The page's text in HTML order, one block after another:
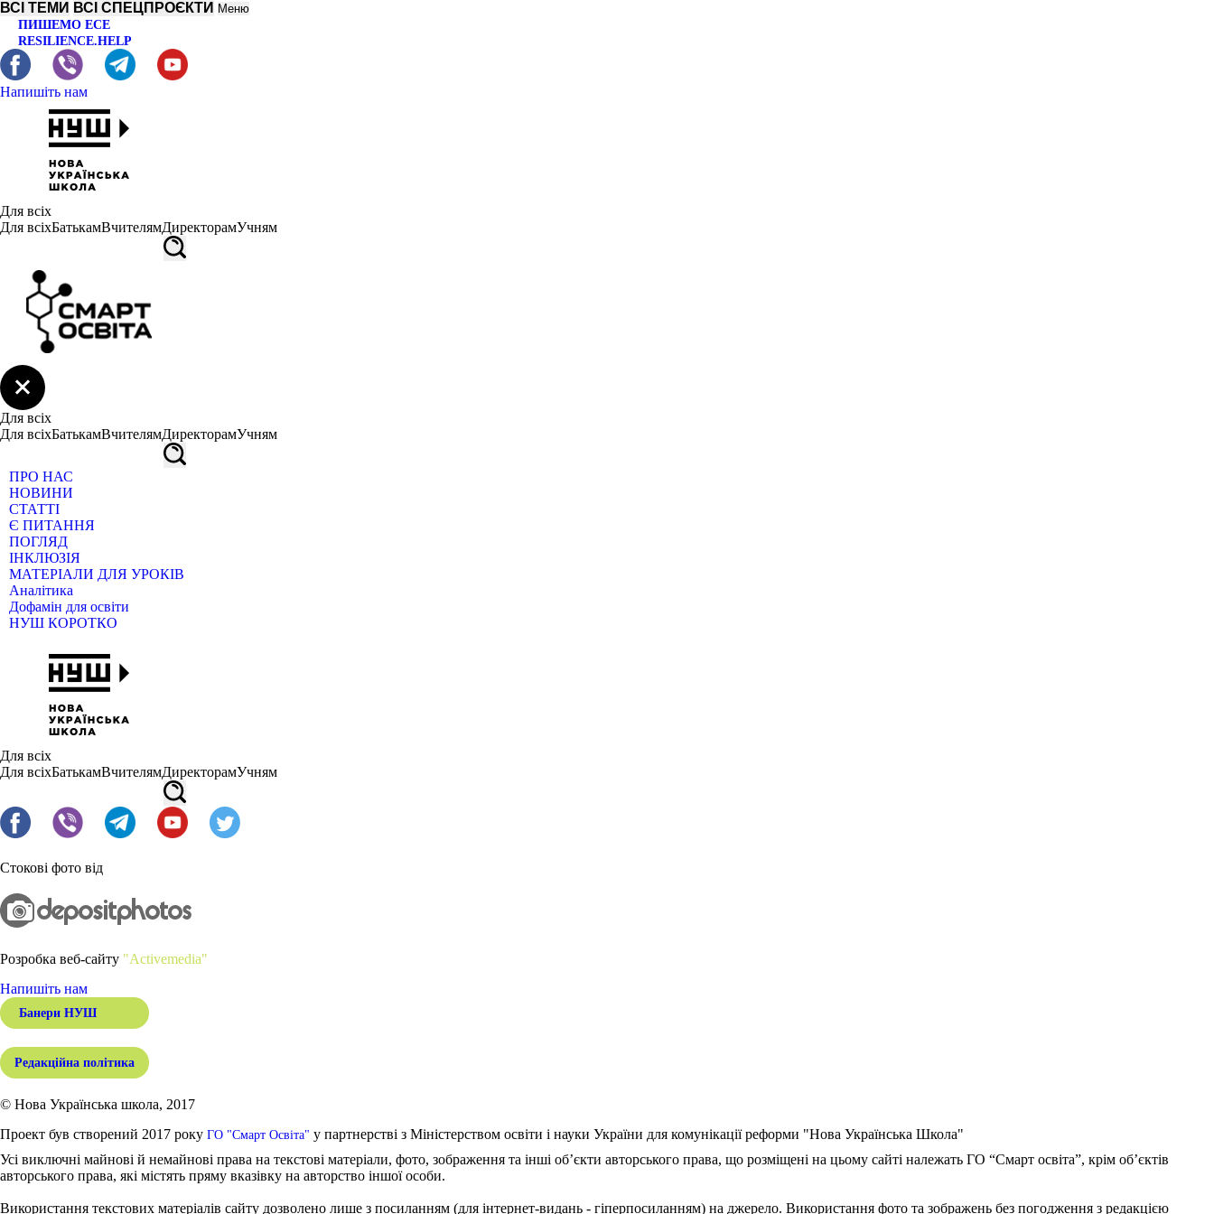
ВСІ ТЕМИ ВСІ СПЕЦПРОЄКТИ Меню
ПИШЕМО ЕСЕ
RESILIENCE.HELP
Напишіть нам
Для всіх
Для всіхБатькамВчителямДиректорамУчням
Для всіх
Для всіхБатькамВчителямДиректорамУчням
ПРО НАС
НОВИНИ
СТАТТІ
Є ПИТАННЯ
ПОГЛЯД
ІНКЛЮЗІЯ
МАТЕРІАЛИ ДЛЯ УРОКІВ
Аналітика
Дофамін для освіти
НУШ КОРОТКО
Для всіх
Для всіхБатькамВчителямДиректорамУчням
Стокові фото від
Розробка веб-сайту "Activemedia"
Напишіть нам
Банери НУШ
Редакційна політика
© Нова Українська школа, 2017
Проект був створений 2017 року ГО "Смарт Освіта" у партнерстві з Міністерством освіти і науки України для комунікації реформи "Нова Українська Школа"
Усі виключні майнові й немайнові права на текстові матеріали, фото, зображення та інші об’єкти авторського права, що розміщені на цьому сайті належать ГО “Смарт освіта”, крім об’єктів
авторського права, які містять пряму вказівку на авторство іншої особи.
Використання текстових матеріалів сайту дозволено лише з посиланням (для інтернет-видань - гіперпосиланням) на джерело. Використання фото та зображень без погодження з редакцією